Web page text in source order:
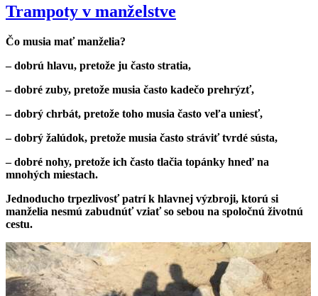
Trampoty v manželstve
Čo musia mať manželia?
– dobrú hlavu, pretože ju často stratia,
– dobré zuby, pretože musia často kadečo prehrýzť,
– dobrý chrbát, pretože toho musia často veľa uniesť,
– dobrý žalúdok, pretože musia často stráviť tvrdé sústa,
– dobré nohy, pretože ich často tlačia topánky hneď na
mnohých miestach.
Jednoducho trpezlivosť patrí k hlavnej výzbroji, ktorú si
manželia nesmú zabudnúť vziať so sebou na spoločnú životnú
cestu.